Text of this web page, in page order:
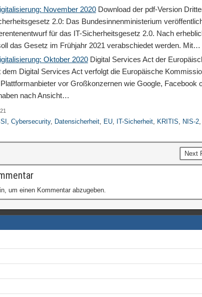
November 2020 Download der pdf-Version
2.0: Das Bundesinnenministerium
für das IT-Sicherheitsgesetz 2.0. Nach
das Gesetz im Frühjahr 2021 verabschiedet werden. Mit…
Oktober 2020 Digital Services Act der
Digital Services Act verfolgt die Europäische
vor Großkonzernen wie Google, Facebook
nach Ansicht…
, Cybersecurity, Datensicherheit, EU, IT-Sicherheit, KRITIS, NIS-2,
Next
um einen Kommentar abzugeben.